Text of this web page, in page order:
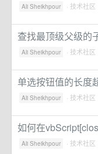
Ali Sheikhpour · 技术社区
查找最顶级父级的
Ali Sheikhpour · 技术社区
单选按钮值的长度
Ali Sheikhpour · 技术社区
如何在
Ali Sheikhpour · 技术社区